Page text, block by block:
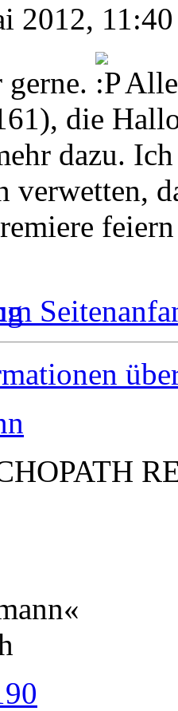
2012, 11:40
die
dazu.
verwetten,